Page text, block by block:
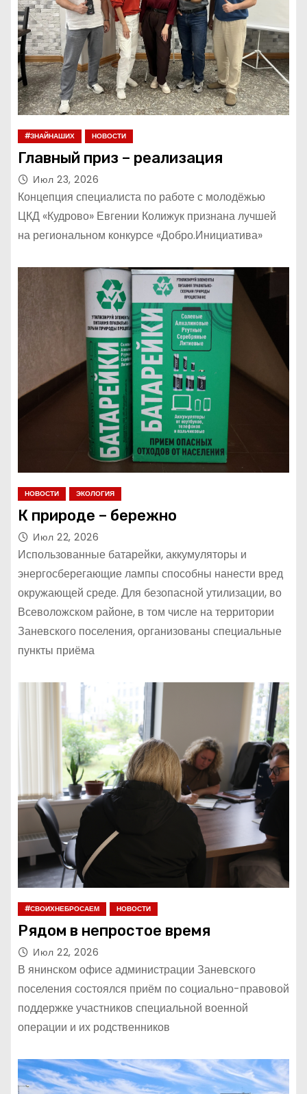
#ЗНАЙНАШИХ НОВОСТИ
Главный приз – реализация
Июл 23, 2026
Концепция специалиста по работе с молодёжью
ЦКД «Кудрово» Евгении Колижук признана лучшей
на региональном конкурсе «Добро.Инициатива»
НОВОСТИ ЭКОЛОГИЯ
К природе – бережно
Июл 22, 2026
Использованные батарейки, аккумуляторы и
энергосберегающие лампы способны нанести вред
окружающей среде. Для безопасной утилизации, во
Всеволожском районе, в том числе на территории
Заневского поселения, организованы специальные
пункты приёма
#СВОИХНЕБРОСАЕМ НОВОСТИ
Рядом в непростое время
Июл 22, 2026
В янинском офисе администрации Заневского
поселения состоялся приём по социально-правовой
поддержке участников специальной военной
операции и их родственников